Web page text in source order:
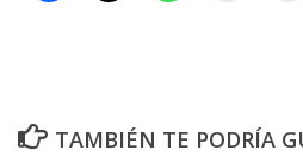
TAMBIÉN TE PODRÍA